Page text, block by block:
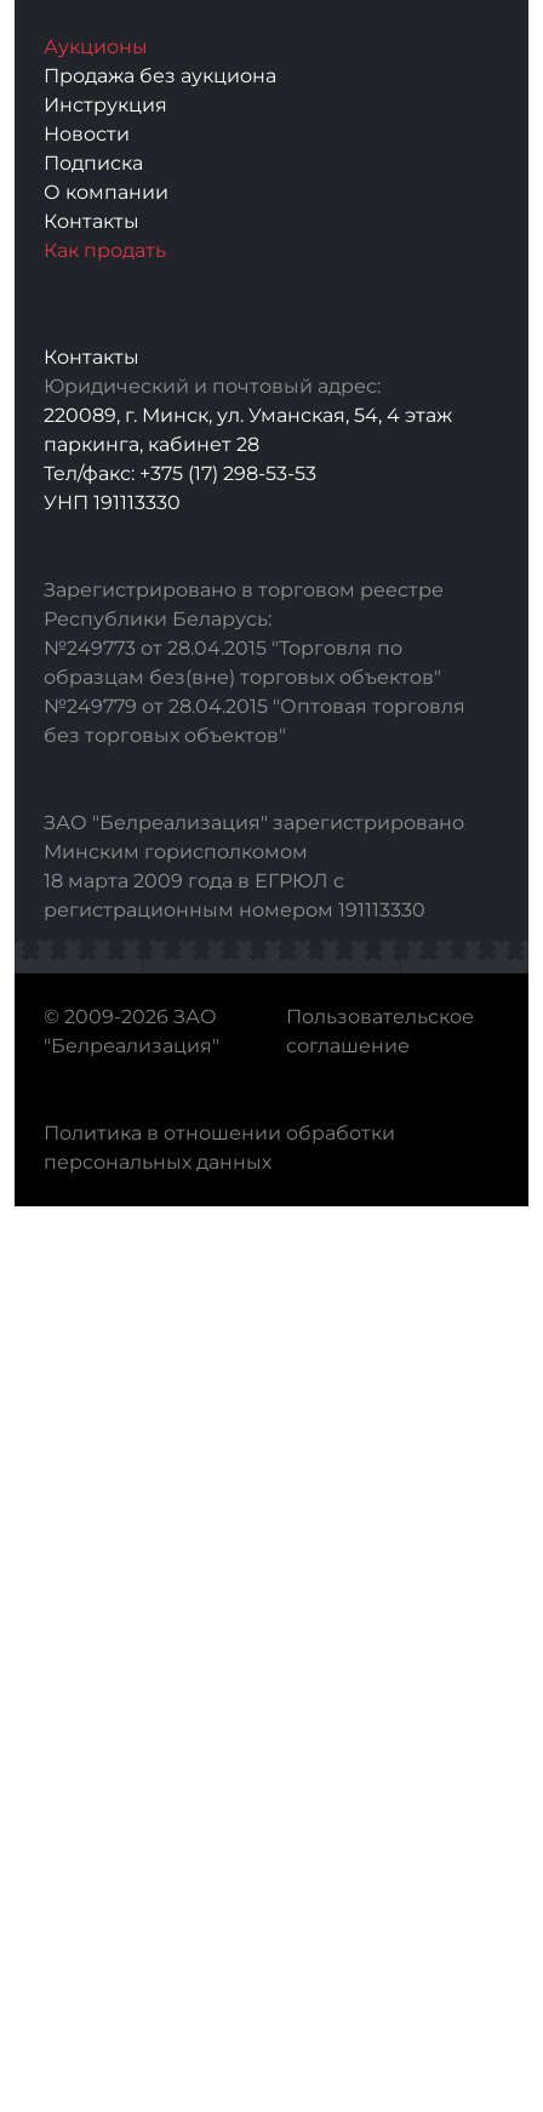
Аукционы
Продажа без аукциона
Инструкция
Новости
Подписка
О компании
Контакты
Как продать
Контакты
Юридический и почтовый адрес:
220089, г. Минск, ул. Уманская, 54, 4 этаж
паркинга, кабинет 28
Тел/факс: +375 (17) 298-53-53
УНП 191113330
Зарегистрировано в торговом реестре
Республики Беларусь:
№249773 от 28.04.2015 "Торговля по
образцам без(вне) торговых объектов"
№249779 от 28.04.2015 "Оптовая торговля
без торговых объектов"
ЗАО "Белреализация" зарегистрировано
Минским горисполкомом
18 марта 2009 года в ЕГРЮЛ с
регистрационным номером 191113330
© 2009-2026 ЗАО
"Белреализация"
Пользовательское
соглашение
Политика в отношении обработки
персональных данных